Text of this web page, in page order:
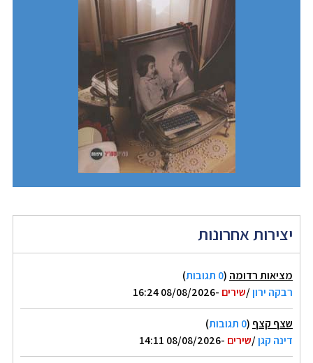
יצירות אחרונות
מציאות רדומה (0 תגובות
)
רבקה ירון/שירים -08/08/2026 16:24
שצף קצף (0 תגובות
)
דינה קגן/שירים -08/08/2026 14:11